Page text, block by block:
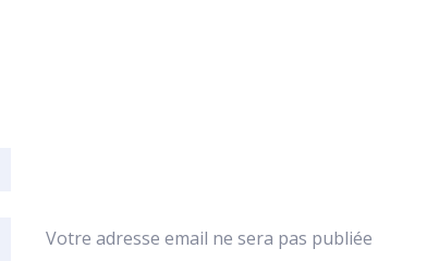
Votre adresse email ne sera pas publiée